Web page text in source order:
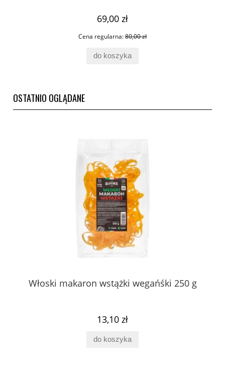
69,00 zł
Cena regularna:80,00 zł
do koszyka
OSTATNIO OGLĄDANE
Włoski makaron wstążki wegańśki 250 g
13,10 zł
do koszyka